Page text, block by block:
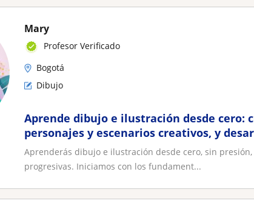
Mary
Profesor Verificado
Bogotá
Dibujo
Aprende dibujo e ilustración desde cero:
personajes y escenarios creativos, y
estilo con técnicas y storyboard
Aprenderás dibujo e ilustración desde cero, sin
progresivas. Iniciamos con los fundament...